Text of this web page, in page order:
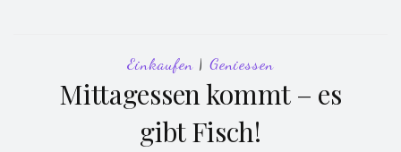
Einkaufen | Geniessen
Mittagessen kommt – es
gibt Fisch!